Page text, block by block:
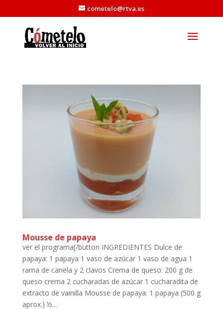
cometelo@rtva.es
Mousse de papaya
ver el programa[/button INGREDIENTES Dulce de
papaya: 1 papaya 1 vaso de azúcar 1 vaso de agua 1
rama de canela y 2 clavos Crema de queso: 200 g de
queso crema 2 cucharadas de azúcar 1 cucharadita de
extracto de vainilla Mousse de papaya: 1 papaya (500 g
aprox.) ½...